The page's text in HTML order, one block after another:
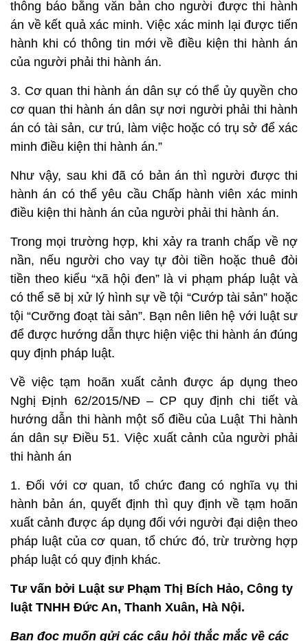
thông báo bằng văn bản cho người được thi hành
án về kết quả xác minh. Việc xác minh lại được tiến
hành khi có thông tin mới về điều kiện thi hành án
của người phải thi hành án.
3. Cơ quan thi hành án dân sự có thể ủy quyền cho
cơ quan thi hành án dân sự nơi người phải thi hành
án có tài sản, cư trú, làm việc hoặc có trụ sở để xác
minh điều kiện thi hành án.”
Như vậy, sau khi đã có bản án thì người được thi
hành án có thể yêu cầu Chấp hành viên xác minh
điều kiện thi hành án của người phải thi hành án.
Trong mọi trường hợp, khi xảy ra tranh chấp về nợ
nần, nếu người cho vay tự đòi tiền hoặc thuê đòi
tiền theo kiểu “xã hội đen” là vi phạm pháp luật và
có thể sẽ bị xử lý hình sự về tội “Cướp tài sản” hoặc
tội “Cưỡng đoạt tài sản”. Bạn nên liên hệ với luật sư
để được hướng dẫn thực hiện việc thi hành án đúng
quy định pháp luật.
Về việc tạm hoãn xuất cảnh được áp dụng theo
Nghị Định 62/2015/NĐ – CP quy định chi tiết và
hướng dẫn thi hành một số điều của Luật Thi hành
án dân sự Điều 51. Việc xuất cảnh của người phải
thi hành án
1. Đối với cơ quan, tổ chức đang có nghĩa vụ thi
hành bản án, quyết định thì quy định về tạm hoãn
xuất cảnh được áp dụng đối với người đại diện theo
pháp luật của cơ quan, tổ chức đó, trừ trường hợp
pháp luật có quy định khác.
Tư vấn bởi Luật sư Phạm Thị Bích Hảo, Công ty
luật TNHH Đức An, Thanh Xuân, Hà Nội.
Bạn đọc muốn gửi các câu hỏi thắc mắc về các